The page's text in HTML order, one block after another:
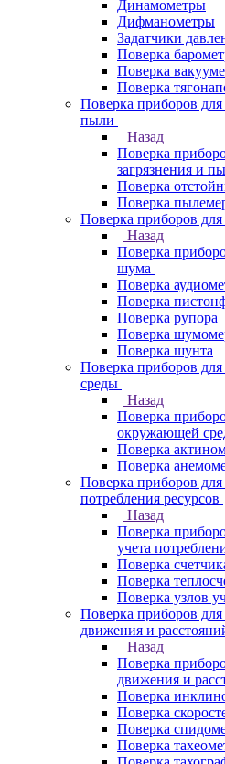
Динамометры
Дифманометры
Задатчики
Поверка
Поверка
Поверка
Поверка приборов для
пыли
Назад
Поверка
загрязнения и
Поверка
Поверка
Поверка приборов
Назад
Поверка
шума
Поверка
Поверка
Поверка рупора
Поверка
Поверка шунта
Поверка приборов
среды
Назад
Поверка
окружающей
Поверка
Поверка
Поверка приборов для
потребления ресурсов
Назад
Поверка
учета
Поверка
Поверка
Поверка узлов
Поверка приборов для
движения и
Назад
Поверка
движения и
Поверка
Поверка
Поверка
Поверка